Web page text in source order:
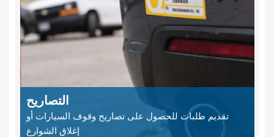
التصاريح
تقديم طلبات للحصول على تصاريح وقوف السيارات أو
إغلاق الشوارع